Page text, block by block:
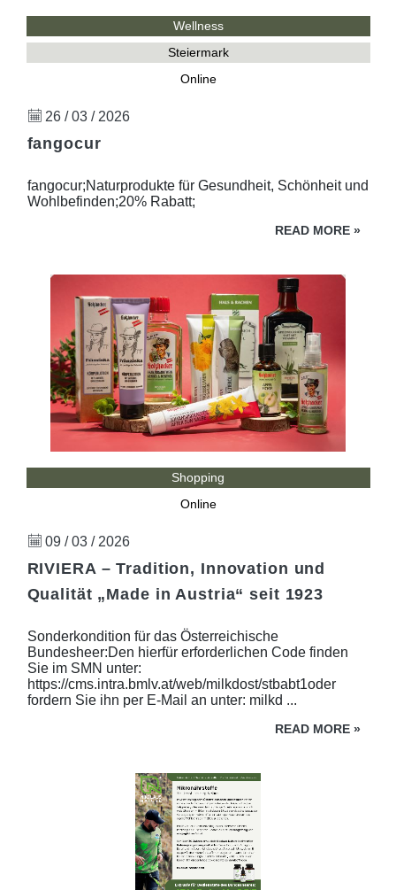
Wellness
Steiermark
Online
26 / 03 / 2026
fangocur
fangocur;Naturprodukte für Gesundheit, Schönheit und
Wohlbefinden;20% Rabatt;
READ MORE »
Shopping
Online
09 / 03 / 2026
RIVIERA – Tradition, Innovation und
Qualität „Made in Austria“ seit 1923
Sonderkondition für das Österreichische
Bundesheer:Den hierfür erforderlichen Code finden
Sie im SMN unter:
https://cms.intra.bmlv.at/web/milkdost/stbabt1oder
fordern Sie ihn per E-Mail an unter: milkd ...
READ MORE »